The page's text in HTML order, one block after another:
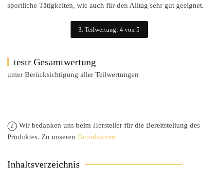
sportliche Tätigkeiten, wie auch für den Alltag sehr gut geeignet.
3. Teilwertung: 4 von 5
testr Gesamtwertung
unter Berücksichtigung aller Teilwertungen
Wir bedanken uns beim Hersteller für die Bereitstellung des
Produktes. Zu unseren Grundsätzen
Inhaltsverzeichnis